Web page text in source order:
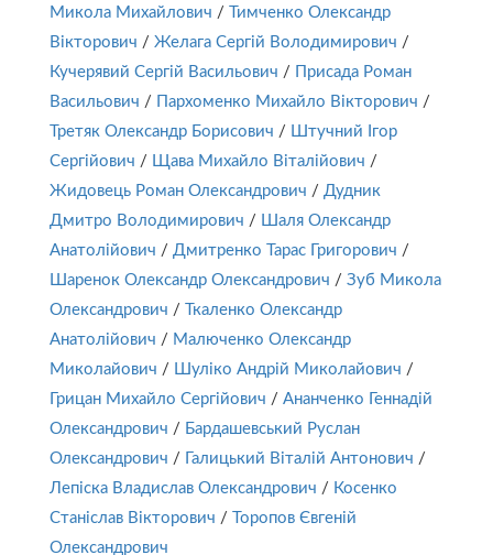
Микола Михайлович /
Тимченко Олександр
Вікторович / Желага Сергій Володимирович /
Кучерявий Сергій Васильович /
Присада Роман
Васильович / Пархоменко Михайло Вікторович /
Третяк Олександр Борисович / Штучний Ігор
Сергійович / Щава Михайло Віталійович /
Жидовець Роман Олександрович / Дудник
Дмитро Володимирович / Шаля Олександр
Анатолійович / Дмитренко Тарас Григорович /
Шаренок Олександр Олександрович / Зуб Микола
Олександрович /
Ткаленко Олександр
Анатолійович / Малюченко Олександр
Миколайович / Шуліко Андрій Миколайович /
Грицан Михайло Сергійович / Ананченко Геннадій
Олександрович / Бардашевський Руслан
Олександрович / Галицький Віталій Антонович /
Лепіска Владислав Олександрович / Косенко
Станіслав Вікторович /
Торопов Євгеній
Олександрович